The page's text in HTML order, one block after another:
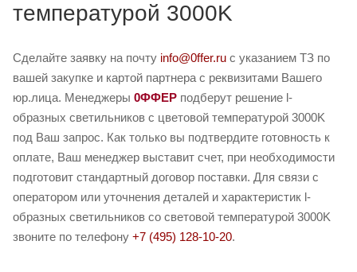
температурой 3000K
Сделайте заявку на почту info@0ffer.ru с указанием ТЗ по
вашей закупке и картой партнера с реквизитами Вашего
юр.лица. Менеджеры 0ФФЕР подберут решение l-
образных светильников с цветовой температурой 3000K
под Ваш запрос. Как только вы подтвердите готовность к
оплате, Ваш менеджер выставит счет, при необходимости
подготовит стандартный договор поставки. Для связи с
оператором или уточнения деталей и характеристик l-
образных светильников со световой температурой 3000K
звоните по телефону +7 (495) 128-10-20.